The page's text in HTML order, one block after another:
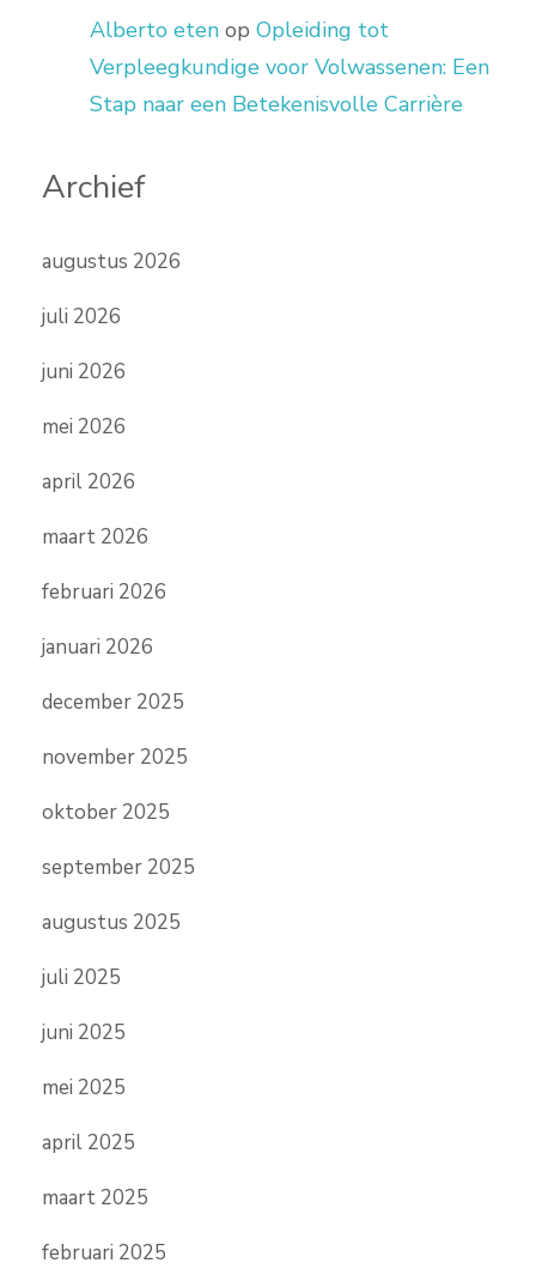
Alberto eten op Opleiding tot
Verpleegkundige voor Volwassenen: Een
Stap naar een Betekenisvolle Carrière
Archief
augustus 2026
juli 2026
juni 2026
mei 2026
april 2026
maart 2026
februari 2026
januari 2026
december 2025
november 2025
oktober 2025
september 2025
augustus 2025
juli 2025
juni 2025
mei 2025
april 2025
maart 2025
februari 2025